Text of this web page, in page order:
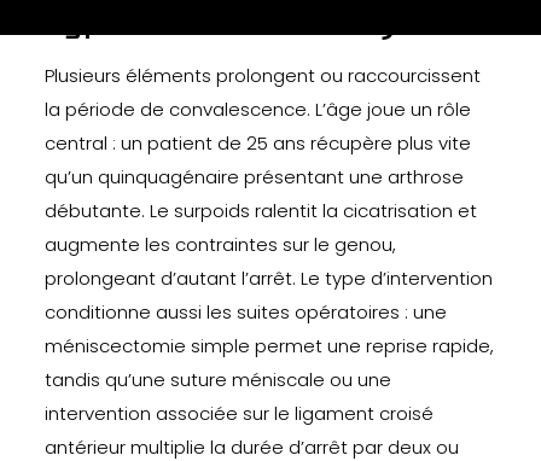
Plusieurs éléments prolongent ou raccourcissent
la période de convalescence. L’âge joue un rôle
central : un patient de 25 ans récupère plus vite
qu’un quinquagénaire présentant une arthrose
débutante. Le surpoids ralentit la cicatrisation et
augmente les contraintes sur le genou,
prolongeant d’autant l’arrêt. Le type d’intervention
conditionne aussi les suites opératoires : une
méniscectomie simple permet une reprise rapide,
tandis qu’une suture méniscale ou une
intervention associée sur le ligament croisé
antérieur multiplie la durée d’arrêt par deux ou